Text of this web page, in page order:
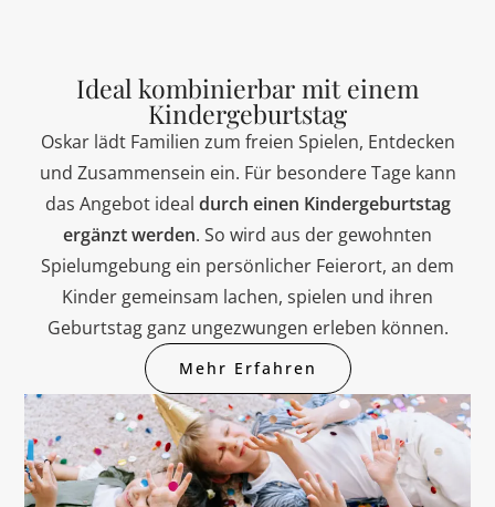
Ideal kombinierbar mit einem
Kindergeburtstag
Oskar lädt Familien zum freien Spielen, Entdecken
und Zusammensein ein. Für besondere Tage kann
das Angebot ideal durch einen Kindergeburtstag
ergänzt werden. So wird aus der gewohnten
Spielumgebung ein persönlicher Feierort, an dem
Kinder gemeinsam lachen, spielen und ihren
Geburtstag ganz ungezwungen erleben können.
Mehr Erfahren